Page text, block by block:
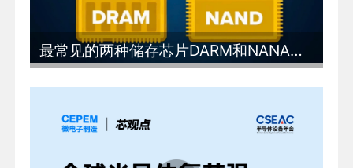
最常见的两种储存芯片DARM和NANA究竟有什么区别